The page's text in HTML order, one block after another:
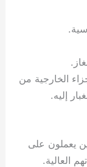
الخارجية من
إليه.
يعملون على
العالية.